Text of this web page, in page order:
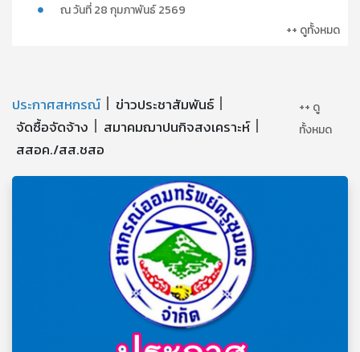
ณ วันที่ 28 กุมภาพันธ์ 2569
++ ดูทั้งหมด
ประกาศสหกรณ์
ข่าวประชาสัมพันธ์
จัดซื้อจัดจ้าง
สมาคมฌาปนกิจสงเคราะห์
สสอค./สส.ชสอ
++ ดู
ทั้งหมด